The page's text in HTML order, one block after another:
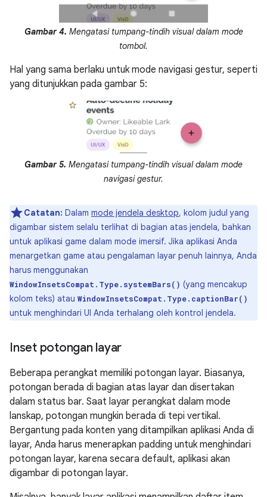
Gambar 4. Mengatasi tumpang-tindih visual dalam mode
tombol.
Hal yang sama berlaku untuk mode navigasi gestur, seperti
yang ditunjukkan pada gambar 5:
Gambar 5. Mengatasi tumpang-tindih visual dalam mode
navigasi gestur.
Catatan: Dalam mode jendela desktop, kolom judul yang
digambar sistem selalu terlihat di bagian atas jendela, bahkan
untuk aplikasi game dalam mode imersif. Jika aplikasi Anda
menargetkan game atau pengalaman layar penuh lainnya, Anda
harus menggunakan
WindowInsetsCompat.Type.systemBars() (yang mencakup
kolom teks) atau WindowInsetsCompat.Type.captionBar()
untuk menghindari UI Anda terhalang oleh kontrol jendela.
Inset potongan layar
Beberapa perangkat memiliki potongan layar. Biasanya,
potongan berada di bagian atas layar dan disertakan
dalam status bar. Saat layar perangkat dalam mode
lanskap, potongan mungkin berada di tepi vertikal.
Bergantung pada konten yang ditampilkan aplikasi Anda di
layar, Anda harus menerapkan padding untuk menghindari
potongan layar, karena secara default, aplikasi akan
digambar di potongan layar.